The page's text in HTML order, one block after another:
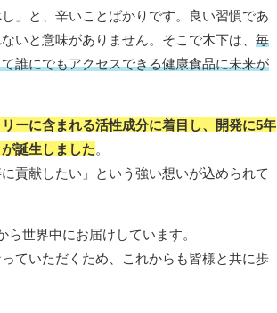
」と、辛いことばかりです。良い習慣であ
いと意味がありません。そこで木下は、 毎
誰にでもアクセスできる健康食品に未来が
ーに含まれる活性成分に着目し、開発に5年
誕生しました。
貢献したい」という強い想いが込められて
世界中にお届けしています。
ていただくため、これからも皆様と共に歩